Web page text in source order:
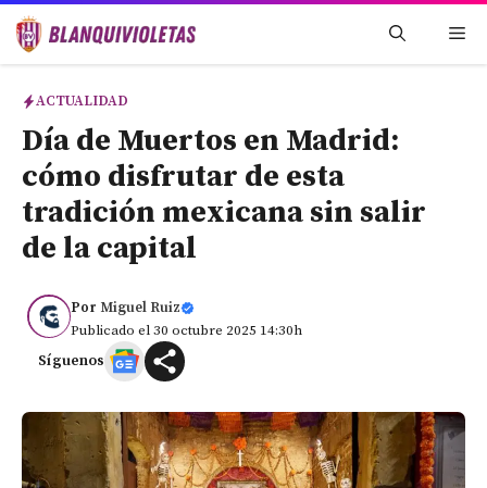
Saltar
ACTUALIDAD
Día de Muertos en Madrid:
cómo disfrutar de esta
tradición mexicana sin salir
de la capital
Por Miguel Ruiz
Publicado el 30 octubre 2025 14:30h
Síguenos